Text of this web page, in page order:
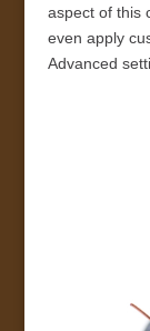
aspect of this
even apply
Advanced